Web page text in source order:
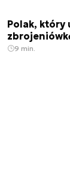
Polak, który
9 min.